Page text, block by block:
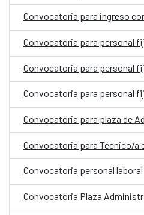
Convocatoria Plaza